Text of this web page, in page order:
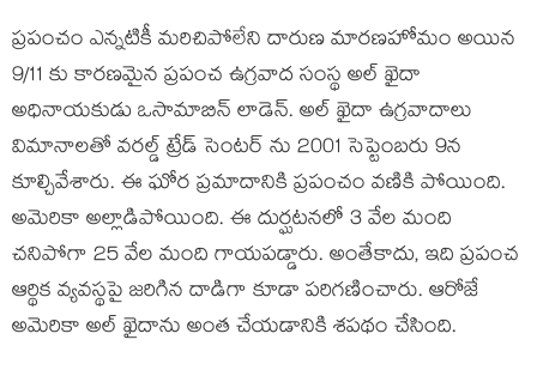
ప్రపంచం ఎన్నటికీ మరిచిపోలేని దారుణ మారణహోమం అయిన
9/11 కు కారణమైన ప్రపంచ ఉగ్రవాద సంస్థ అల్ ఖైదా
అధినాయకుడు ఒసామాబిన్ లాడెన్. అల్ ఖైదా ఉగ్రవాదాలు
విమానాలతో వరల్డ్ ట్రేడ్ సెంటర్ ను 2001 సెప్టెంబరు 9న
కూల్చివేశారు. ఈ ఘోర ప్రమాదానికి ప్రపంచం వణికి పోయింది.
అమెరికా అల్లాడిపోయింది. ఈ దుర్ఘటనలో 3 వేల మంది
చనిపోగా 25 వేల మంది గాయపడ్డారు. అంతేకాదు, ఇది ప్రపంచ
ఆర్థిక వ్యవస్థపై జరిగిన దాడిగా కూడా పరిగణించారు. ఆరోజే
అమెరికా అల్ ఖైదాను అంత చేయడానికి శపథం చేసింది.